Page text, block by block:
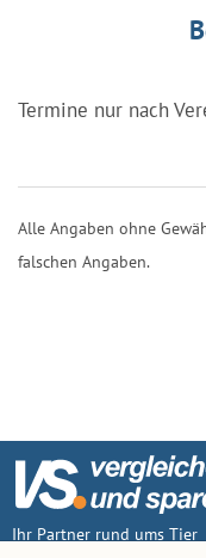
Termine nur nach
Alle Angaben ohne
falschen Angaben.
Ihr Partner rund ums Tier